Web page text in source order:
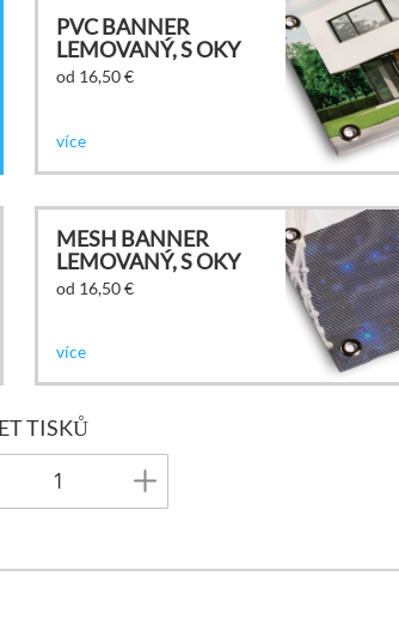
PVC BANNER
LEMOVANÝ, S OKY
od 16,50€
více
MESH BANNER
LEMOVANÝ, S OKY
od 16,50€
více
TISKŮ
+